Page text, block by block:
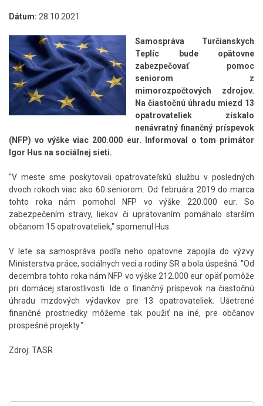
stránky
Dátum: 28.10.2021
Samospráva Turčianskych
Teplíc bude opätovne
zabezpečovať pomoc
seniorom z
mimorozpočtových zdrojov.
Na čiastočnú úhradu miezd 13
opatrovateliek získalo
nenávratný finančný príspevok
(NFP) vo výške viac 200.000 eur. Informoval o tom primátor
Igor Hus na sociálnej sieti.
"V meste sme poskytovali opatrovateľskú službu v posledných
dvoch rokoch viac ako 60 seniorom. Od februára 2019 do marca
tohto roka nám pomohol NFP vo výške 220.000 eur. So
zabezpečením stravy, liekov či upratovaním pomáhalo starším
občanom 15 opatrovateliek," spomenul Hus.
V lete sa samospráva podľa neho opätovne zapojila do výzvy
Ministerstva práce, sociálnych vecí a rodiny SR a bola úspešná. "Od
decembra tohto roka nám NFP vo výške 212.000 eur opäť pomôže
pri domácej starostlivosti. Ide o finančný príspevok na čiastočnú
úhradu mzdových výdavkov pre 13 opatrovateliek. Ušetrené
finančné prostriedky môžeme tak použiť na iné, pre občanov
prospešné projekty."
Zdroj: TASR
hlavné